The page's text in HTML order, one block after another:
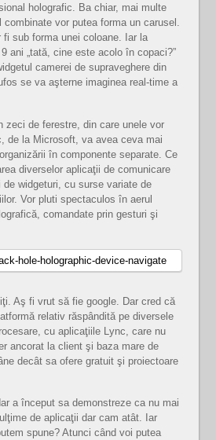
holografic. Ba chiar, mai multe
combinate vor putea forma un carusel.
sub forma unei coloane. Iar la
ani „tată, cine este acolo în copaci?”
camerei de supraveghere din
se va aşterne imaginea real-time a
zeci de ferestre, din care unele vor
de la Microsoft, va avea ceva mai
în componente separate. Ce
diverselor aplicaţii de comunicare
widgeturi, cu surse variate de
Vor pluti spectaculos în aerul
comandate prin gesturi şi
Aş fi vrut să fie google. Dar cred că
relativ răspândită pe diversele
cu aplicaţiile Lync, care nu
ancorat la client şi baza mare de
decât sa ofere gratuit şi proiectoare
a început sa demonstreze ca nu mai
de aplicaţii dar cam atât. Iar
spune? Atunci când voi putea